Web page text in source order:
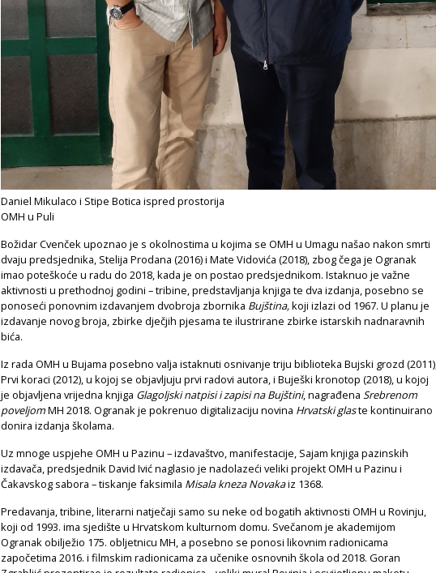
Daniel Mikulaco i Stipe Botica ispred prostorija
OMH u Puli
Božidar Cvenček upoznao je s okolnostima u kojima se OMH u Umagu našao nakon smrti
dvaju predsjednika, Stelija Prodana (2016) i Mate Vidovića (2018), zbog čega je Ogranak
imao poteškoće u radu do 2018, kada je on postao predsjednikom. Istaknuo je važne
aktivnosti u prethodnoj godini – tribine, predstavljanja knjiga te dva izdanja, posebno se
ponoseći ponovnim izdavanjem dvobroja zbornika Bujština,koji izlazi od 1967. U planu je
izdavanje novog broja, zbirke dječjih pjesama te ilustrirane zbirke istarskih nadnaravnih
bića.
Iz rada OMH u Bujama posebno valja istaknuti osnivanje triju biblioteka Bujski grozd (2011),
Prvi koraci (2012), u kojoj se objavljuju prvi radovi autora, i Buješki kronotop (2018), u kojoj
je objavljena vrijedna knjiga Glagoljski natpisi i zapisi na Bujštini, nagrađena Srebrenom
poveljomMH 2018. Ogranak je pokrenuo digitalizaciju novina Hrvatski glaste kontinuirano
donira izdanja školama.
Uz mnoge uspjehe OMH u Pazinu – izdavaštvo, manifestacije, Sajam knjiga pazinskih
izdavača, predsjednik David Ivić naglasio je nadolazeći veliki projekt OMH u Pazinu i
Čakavskog sabora – tiskanje faksimila Misala kneza Novakaiz 1368.
Predavanja, tribine, literarni natječaji samo su neke od bogatih aktivnosti OMH u Rovinju,
koji od 1993. ima sjedište u Hrvatskom kulturnom domu. Svečanom je akademijom
Ogranak obilježio 175. obljetnicu MH, a posebno se ponosi likovnim radionicama
započetima 2016. i filmskim radionicama za učenike osnovnih škola od 2018. Goran